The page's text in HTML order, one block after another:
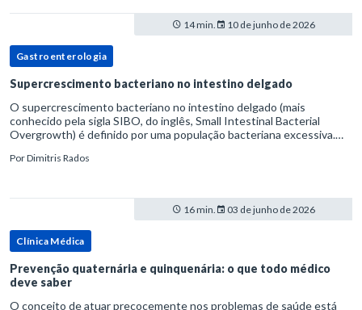
14 min. 10 de junho de 2026
Gastroenterologia
Supercrescimento bacteriano no intestino delgado
O supercrescimento bacteriano no intestino delgado (mais
conhecido pela sigla SIBO, do inglês, Small Intestinal Bacterial
Overgrowth) é definido por uma população bacteriana excessiva.
PorDimitris Rados
16 min. 03 de junho de 2026
Clínica Médica
Prevenção quaternária e quinquenária: o que todo médico
deve saber
O conceito de atuar precocemente nos problemas de saúde está